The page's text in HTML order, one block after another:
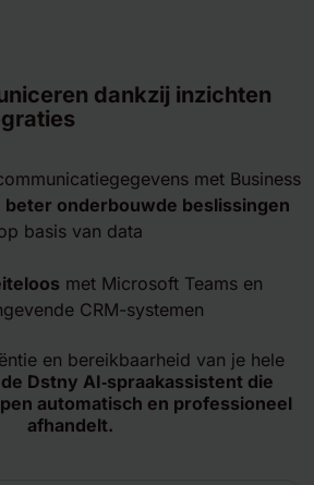
dankzij inzichten
met Business
beter onderbouwde beslissingen
basis van data
met Microsoft Teams en
CRM-systemen
en bereikbaarheid van je hele
Dstny AI‑spraakassistent die
automatisch en professioneel
afhandelt.